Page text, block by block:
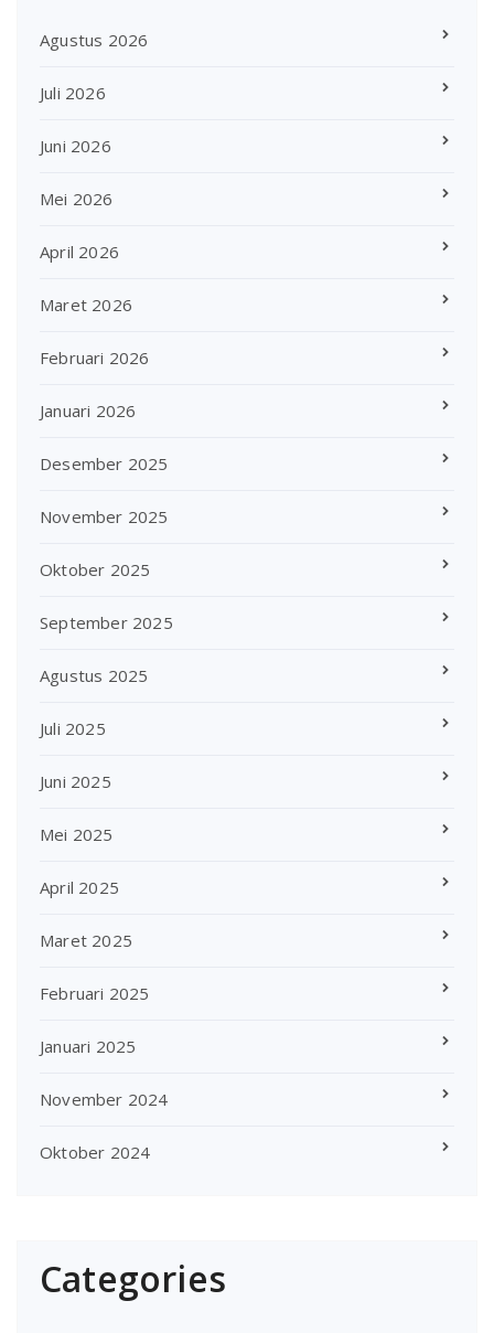
Agustus 2026
Juli 2026
Juni 2026
Mei 2026
April 2026
Maret 2026
Februari 2026
Januari 2026
Desember 2025
November 2025
Oktober 2025
September 2025
Agustus 2025
Juli 2025
Juni 2025
Mei 2025
April 2025
Maret 2025
Februari 2025
Januari 2025
November 2024
Oktober 2024
Categories